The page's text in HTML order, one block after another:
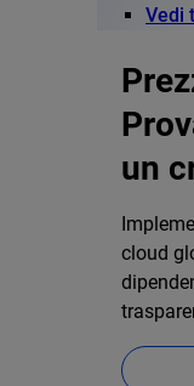
Vedi
un
cloud